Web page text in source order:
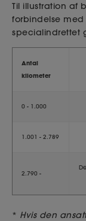
Til illustration af
forbindelse
specialindrettet
Antal
kilometer
0 - 1.000
1.001 - 2.789
2.790 -
* Hvis den